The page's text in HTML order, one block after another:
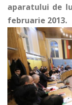
aparatului de
februarie 2013.